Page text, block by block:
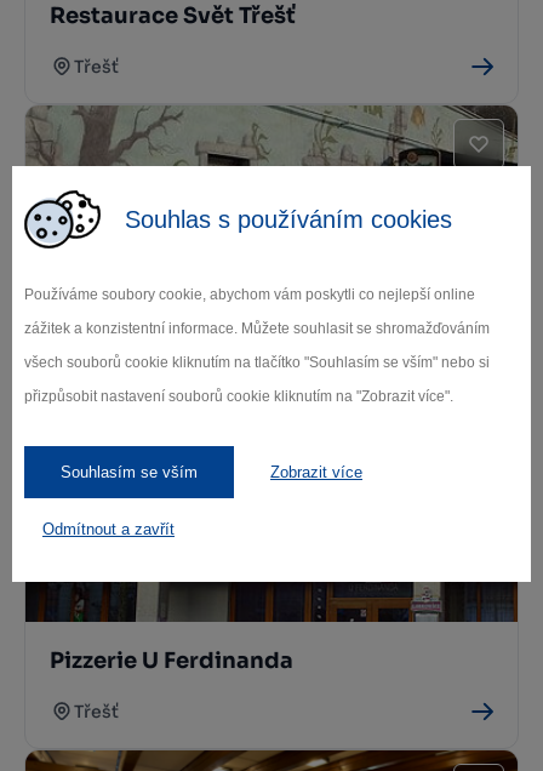
Souhlas s používáním cookies
Používáme soubory cookie, abychom vám poskytli co nejlepší online
zážitek a konzistentní informace. Můžete souhlasit se shromažďováním
všech souborů cookie kliknutím na tlačítko "Souhlasím se vším" nebo si
přizpůsobit nastavení souborů cookie kliknutím na "Zobrazit více".
Souhlasím se vším Zobrazit více
Odmítnout a zavřít
Restaurace Svět Třešť
Třešť
Restaurace U Kapra Třešť
Třešť
Pizzerie U Ferdinanda
Třešť